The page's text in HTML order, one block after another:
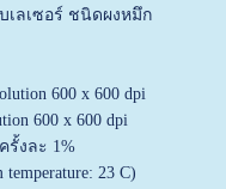
เลเซอร์ ชนิดผงหมึก
600 x 600 dpi
600 x 600 dpi
รั้งละ 1%
23 C)